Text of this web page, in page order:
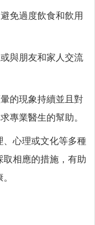
免過度飲食和飲用
與朋友和家人交流
暈的現象持續並且對
專業醫生的幫助。
心理或文化等多種
取相應的措施，有助